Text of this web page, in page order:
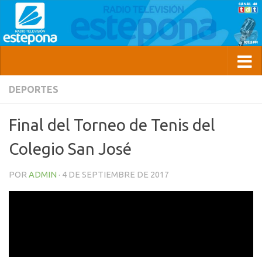
DEPORTES
Final del Torneo de Tenis del
Colegio San José
POR ADMIN · 4 DE SEPTIEMBRE DE 2017